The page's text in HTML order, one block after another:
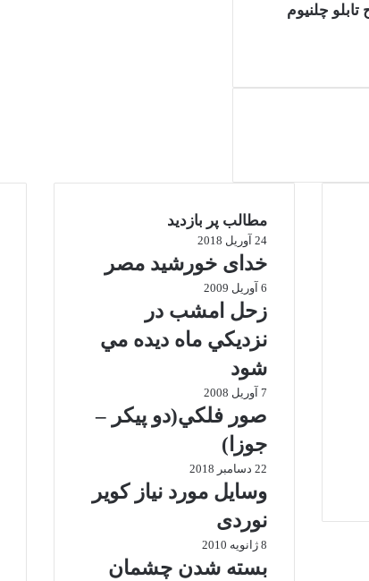
چلنیوم
مطالب پر بازدید
24 آوریل 2018
خدای خورشید مصر
6 آوریل 2009
زحل امشب در
نزديكي ماه ديده مي
شود
7 آوریل 2008
صور فلكي(دو پیکر –
جوزا)
22 دسامبر 2018
وسایل مورد نیاز کویر
نوردی
8 ژانویه 2010
بسته شدن چشمان